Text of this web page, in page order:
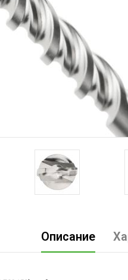
Описание